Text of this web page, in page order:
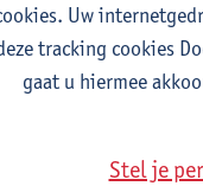
Animal
2E SEM
Chris Van
2E SEM
Uw
tracking cookies
gaat u hiermee
Stel je